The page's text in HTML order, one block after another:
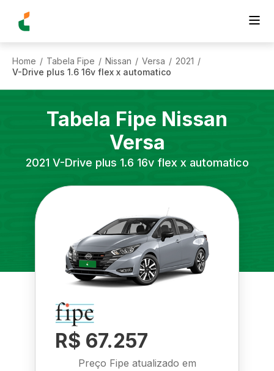
Home / Tabela Fipe / Nissan / Versa / 2021 /
V-Drive plus 1.6 16v flex x automatico
Tabela Fipe Nissan
Versa
2021 V-Drive plus 1.6 16v flex x automatico
R$ 67.257
Preço Fipe atualizado em